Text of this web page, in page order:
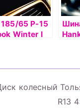
65 Р-15
Winter I
колесный
R13